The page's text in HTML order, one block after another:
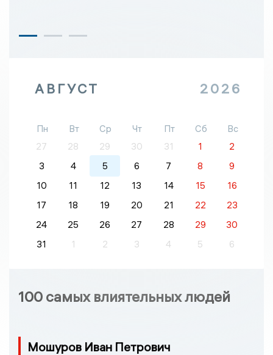
АВГУСТ 2026
Пн Вт Ср Чт Пт Сб
Вс
27
28 29 30 31 1
2
3
4 5 6 7 8
9
10
11 12 13 14 15
16
17
18 19 20 21 22
23
24
25 26 27 28 29
30
31
1 2 3 4 5 6
100 самых влиятельных людей
Мошуров Иван Петрович